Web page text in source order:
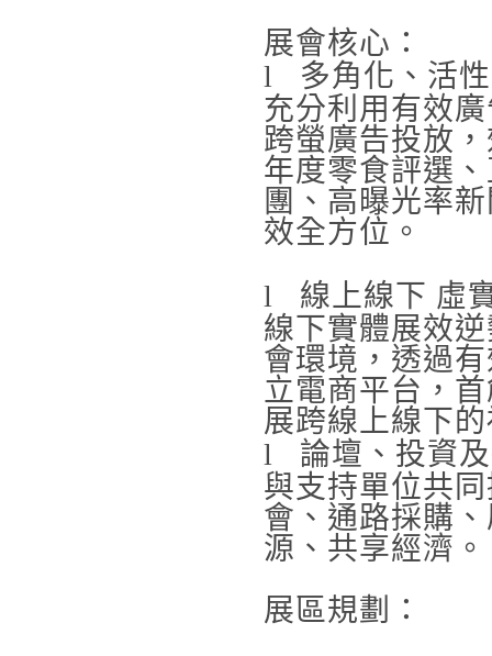
展會核心：
l
多角化、活
充分利用有效
跨螢廣告投放
年度零食評選
團、高曝光率
效全方位。
l
線上線下 虛
線下實體展效
會環境，透過
立電商平台，
展跨線上線下
l
論壇、投資
與支持單位共
會、通路採購
源、共享經濟。
展區規劃：